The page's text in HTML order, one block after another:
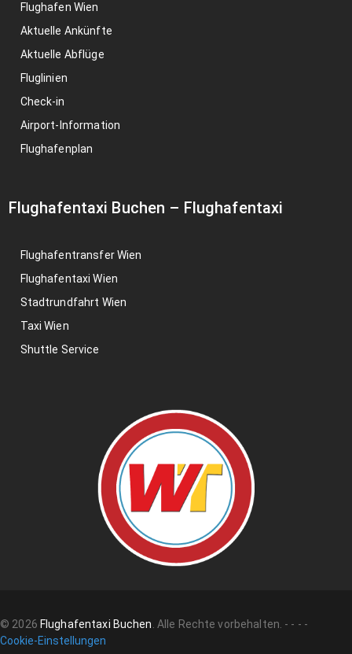
Flughafen Wien
Aktuelle Ankünfte
Aktuelle Abflüge
Fluglinien
Check-in
Airport-Information
Flughafenplan
Flughafentaxi Buchen – Flughafentaxi
Flughafentransfer Wien
Flughafentaxi Wien
Stadtrundfahrt Wien
Taxi Wien
Shuttle Service
© 2026 Flughafentaxi Buchen. Alle Rechte vorbehalten. - - - -
Cookie-Einstellungen